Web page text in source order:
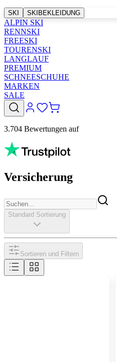
SKI SKIBEKLEIDUNG
ALPIN SKI
RENNSKI
FREESKI
TOURENSKI
LANGLAUF
PREMIUM
SCHNEESCHUHE
MARKEN
SALE
3.704 Bewertungen auf
Versicherung
Standard Sortierung
Sortieren und Filtern